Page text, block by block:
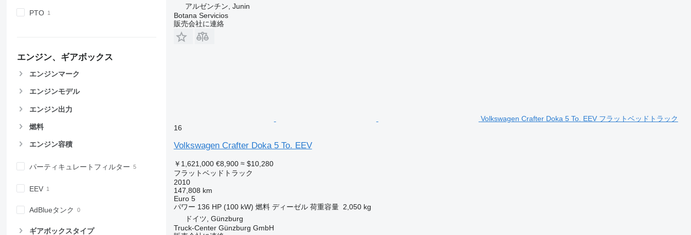
PTO
エンジン、ギアボックス
エンジンマーク
エンジンモデル
エンジン出力
燃料
エンジン容積
パーティキュレートフィルター
EEV
AdBlueタンク
ギアボックスタイプ
アルゼンチン, Junin
Botana Servicios
販売会社に連絡
Volkswagen Crafter Doka 5 To. EEV フラットベッドトラック
16
Volkswagen Crafter Doka 5 To. EEV
￥1,621,000 €8,900 ≈ $10,280
フラットベッドトラック
2010
147,808 km
Euro 5
パワー 136 HP (100 kW) 燃料 ディーゼル 荷重容量 2,050 kg
ドイツ, Günzburg
Truck-Center Günzburg GmbH